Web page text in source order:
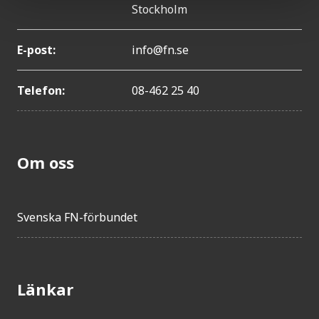
Stockholm
E-post: info@fn.se
Telefon: 08-462 25 40
Om oss
Svenska FN-förbundet
Länkar